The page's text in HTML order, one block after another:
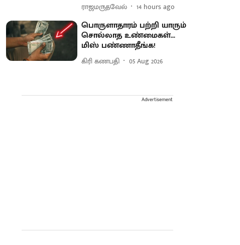
ராஜமருதவேல் 14 hours ago
பொருளாதாரம் பற்றி யாரும்
சொல்லாத உண்மைகள்...
மிஸ் பண்ணாதீங்க!
கிரி கணபதி 05 Aug 2026
Advertisement